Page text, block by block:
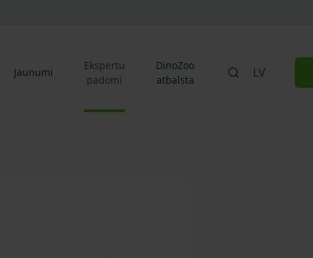
Jaunumi
Ekspertu
padomi
DinoZoo
atbalsta
LV